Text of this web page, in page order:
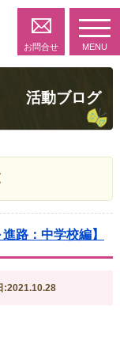
お問合せ MENU
活動ブログ
路：中学校編】
:2021.10.28